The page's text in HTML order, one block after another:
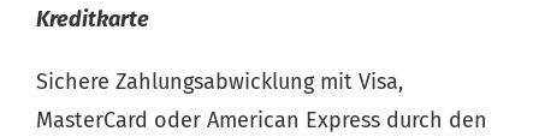
Kreditkarte
Sichere Zahlungsabwicklung mit Visa,
MasterCard oder American Express durch den